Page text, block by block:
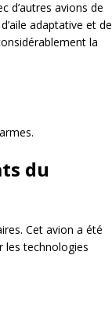
d’autres avions de
adaptative et de
la
du
Cet avion a été
les technologies